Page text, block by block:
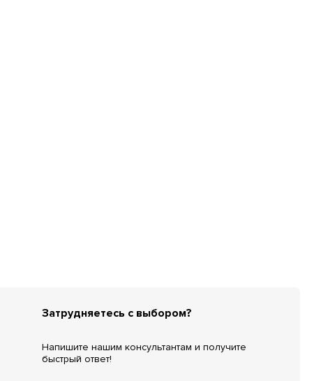
Затрудняетесь с выбором?
Напишите нашим консультантам и получите
быстрый ответ!